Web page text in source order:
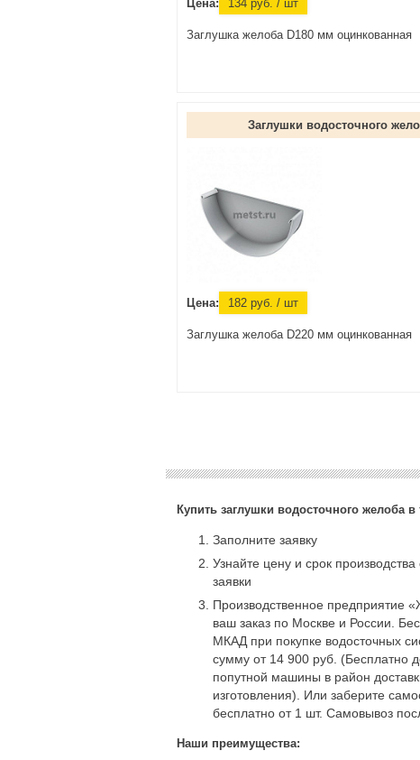
Цена: 134 руб. / шт
Заглушка желоба D180 мм оцинкованная
Заглушки водосточного
Цена: 182 руб. / шт
Заглушка желоба D220 мм оцинкованная
Купить заглушки водосточного желоба в
Заполните заявку
Узнайте цену и срок
заявки
Производственное предприятие
ваш заказ по Москве и России.
МКАД при покупке водосточных
сумму от 14 900 руб. (Бесплатно
попутной машины в район
изготовления). Или заберите
бесплатно от 1 шт. Самовывоз
Наши преимущества: